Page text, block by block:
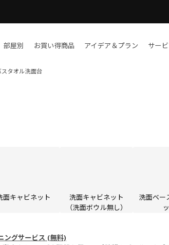
部屋別 お買い​得商品 アイデア＆プラン サー
タオル洗面台
面キャビネット
洗面キャビネット
（洗面ボウル無し）
洗面ベー
ングサービス (無料)